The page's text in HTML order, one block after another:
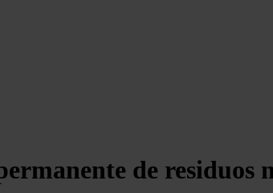
de residuos